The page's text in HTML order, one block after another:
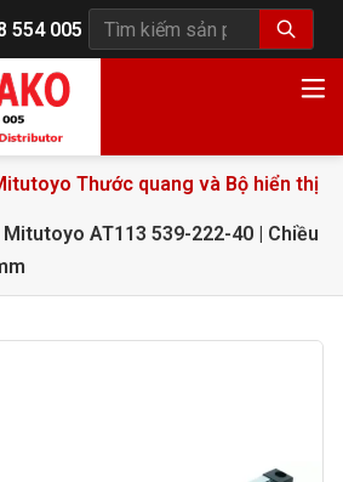
554 005
Tìm kiếm sản phẩm
Thước quang và Bộ hiển thị
AT113 539-222-40 | Chiều